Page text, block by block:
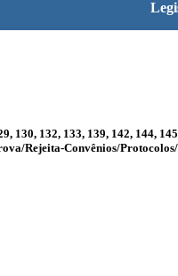
130, 132, 133, 139, 142, 144,
Rejeita-Convênios/